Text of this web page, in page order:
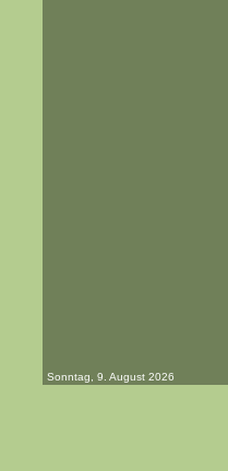
Sonntag, 9. August 2026